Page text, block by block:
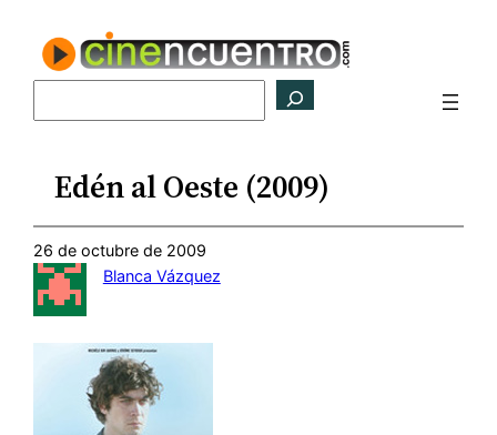
contenido
Edén al Oeste (2009)
26 de octubre de 2009
Blanca Vázquez